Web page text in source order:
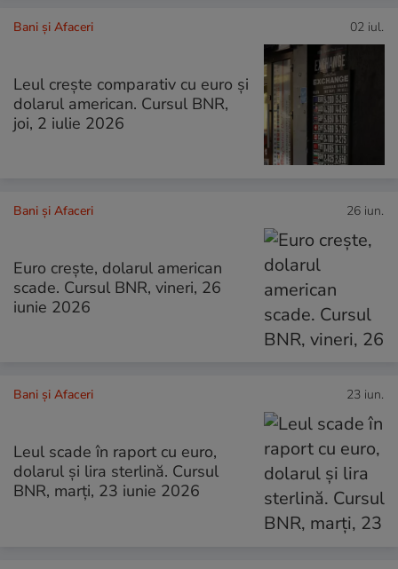
Bani și Afaceri 02 iul.
Leul crește comparativ cu euro și
dolarul american. Cursul BNR,
joi, 2 iulie 2026
Bani și Afaceri 26 iun.
Euro crește, dolarul american
scade. Cursul BNR, vineri, 26
iunie 2026
Bani și Afaceri 23 iun.
Leul scade în raport cu euro,
dolarul și lira sterlină. Cursul
BNR, marți, 23 iunie 2026